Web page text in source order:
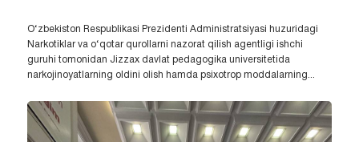
O‘zbekiston Respublikasi Prezidenti Administratsiyasi huzuridagi
Narkotiklar va o‘qotar qurollarni nazorat qilish agentligi ishchi
guruhi tomonidan Jizzax davlat pedagogika universitetida
narkojinoyatlarning oldini olish hamda psixotrop moddalarning...